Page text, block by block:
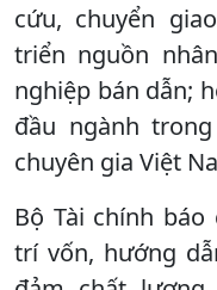
cứu, chuyển
triển nguồn
nghiệp bán dẫn;
đầu ngành
chuyên gia Việt
Bộ Tài chính
trí vốn, hướng